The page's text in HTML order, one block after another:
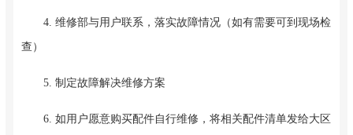
4. 维修部与用户联系，落实故障情况（如有需要可到现场检
查）
5. 制定故障解决维修方案
6. 如用户愿意购买配件自行维修，将相关配件清单发给大区